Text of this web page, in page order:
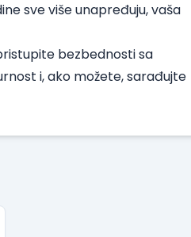
sve više unapređuju, vaša
bezbednosti sa
i, ako možete, sarađujte